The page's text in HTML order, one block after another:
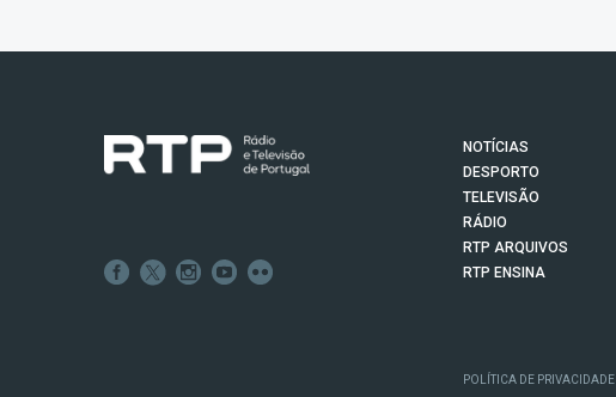
NOTÍCIAS
DESPORTO
TELEVISÃO
RÁDIO
RTP ARQUIVOS
RTP ENSINA
POLÍTICA DE PRIVACIDADE